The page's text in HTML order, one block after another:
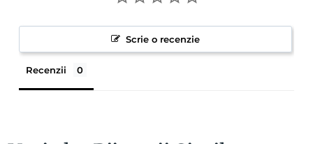
Scrie o recenzie
Recenzii